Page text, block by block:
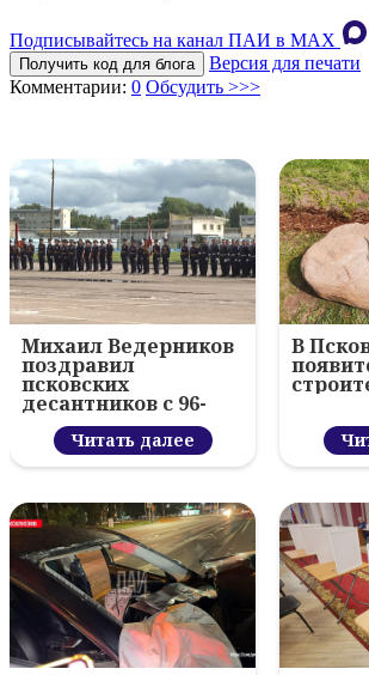
Подписывайтесь на канал ПАИ в MAХ
Получить код для блога
Версия для печати
Комментарии: 0 Обсудить >>>
Михаил Ведерников
поздравил
псковских
десантников с 96-
летием ВДВ и
вручил награды
Читать далее
В